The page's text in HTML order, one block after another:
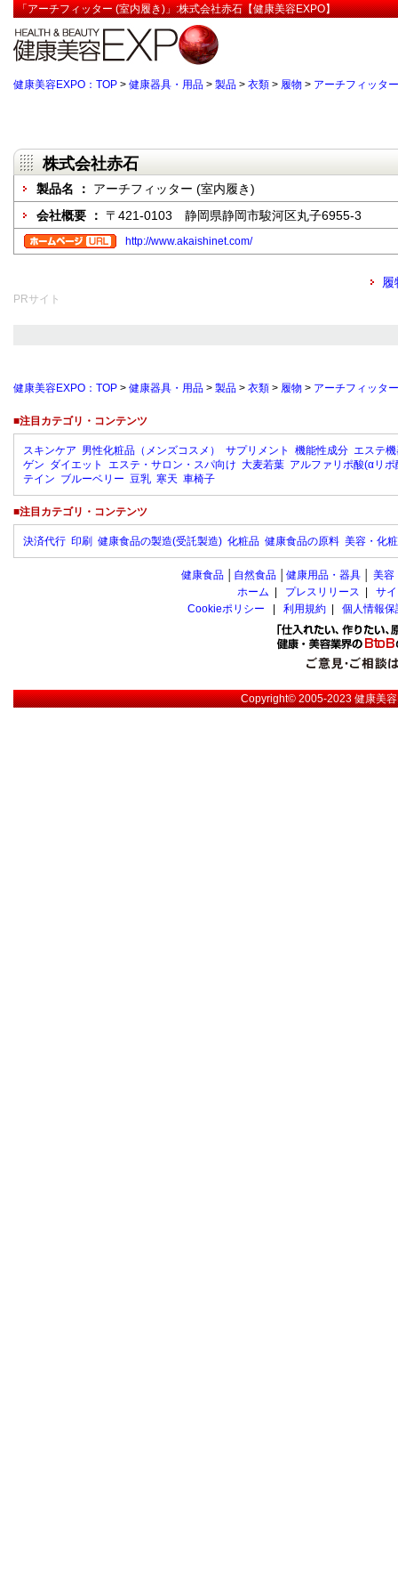
「アーチフィッター (室内履き)」:株式会社赤石【健康美容EXPO】
健康美容EXPO：TOP > 健康器具・用品 > 製品 > 衣類 > 履物 > アーチフィッタ
株式会社赤石
製品名 ： アーチフィッター (室内履き)
会社概要 ： 〒421-0103 静岡県静岡市駿河区丸子6955-3
http://www.akaishinet.com/
履
PRサイト
健康美容EXPO：TOP > 健康器具・用品 > 製品 > 衣類 > 履物 > アーチフィッタ
■注目カテゴリ・コンテンツ
スキンケア 男性化粧品（メンズコスメ） サプリメント 機能性成分 エステ
ゲン ダイエット エステ・サロン・スパ向け 大麦若葉 アルファリポ酸(αリポ
テイン ブルーベリー 豆乳 寒天 車椅子
■注目カテゴリ・コンテンツ
決済代行 印刷 健康食品の製造(受託製造) 化粧品 健康食品の原料 美容・化
健康食品 自然食品 健康用品・器具 美容
ホーム
プレスリリース
サ
Cookieポリシー
利用規約 個人情報
Copyright© 2005-2023健康美